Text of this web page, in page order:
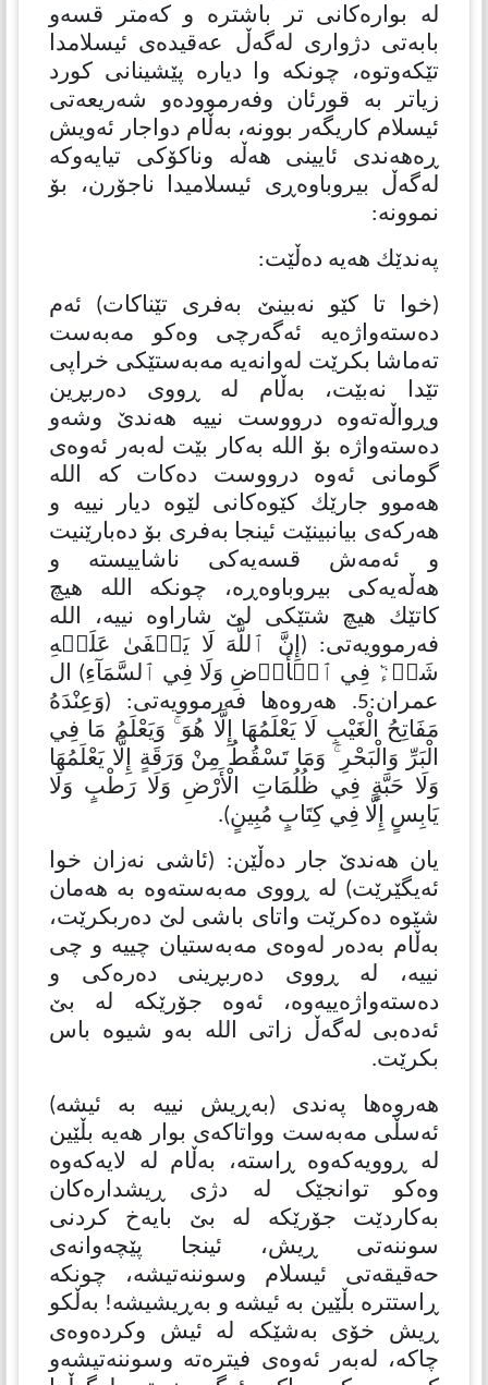
لە بوارەكانی تر باشترە و كەمتر قسەو
بابەتی دژواری لەگەڵ عەقیدەی ئیسلامدا
تێكەوتوە، چونکە وا دیارە پێشینانی کورد
زیاتر بە قورئان وفەرموودەو شەریعەتی
ئیسلام کاریگەر بوونە، بەڵام دواجار ئەویش
ڕەهەندی ئایینی هەڵە وناکۆکی تیایەوکە
لەگەڵ بیروباوەڕی ئیسلامیدا ناجۆرن، بۆ
نموونە:
پەندێك هەیە دەڵێت:
(خوا تا كێو نه‌بینێ به‌فری تێناكات) ئەم
دەستەواژەیە ئەگەرچی وەکو مەبەست
تەماشا بکرێت لەوانەیە مەبەستێکی خراپی
تێدا نەبێت، بەڵام لە ڕووی دەربڕین
وڕواڵەتەوە درووست نییە هەندێ وشەو
دەستەواژە بۆ الله بەكار بێت لەبەر ئەوەی
گومانی ئەوە درووست دەكات كە الله
هەموو جارێك كێوەكانی لێوە دیار نییە و
هەركەی بیانبینێت ئینجا بەفری بۆ دەبارێنیت
و ئەمەش قسەیەكی ناشاییستە و
هەڵەیەكی بیروباوەڕە، چونكە الله هیچ
كاتێك هیچ شتێكی لێ شاراوە نییە، الله
فەرموویەتی: (إِنَّ ٱللَّهَ لَا يَخۡفَىٰ عَلَيۡهِ
شَيۡءٞ فِي ٱلۡأَرۡضِ وَلَا فِي ٱلسَّمَآءِ) ال
عمران:5. هەروەها فەرموویەتی: (وَعِنْدَهُ
مَفَاتِحُ الْغَيْبِ لَا يَعْلَمُهَا إِلَّا هُوَ ۚ وَيَعْلَمُ مَا فِي
الْبَرِّ وَالْبَحْرِ ۚ وَمَا تَسْقُطُ مِنْ وَرَقَةٍ إِلَّا يَعْلَمُهَا
وَلَا حَبَّةٍ فِي ظُلُمَاتِ الْأَرْضِ وَلَا رَطْبٍ وَلَا
يَابِسٍ إِلَّا فِي كِتَابٍ مُبِينٍ).
یان هەندێ جار دەڵێن: (ئاشی نەزان خوا
ئەیگێرێت) لە ڕووی مەبەستەوە بە هەمان
شێوە دەکرێت واتای باشی لێ دەربکرێت،
بەڵام بەدەر لەوەی مەبەستیان چییە و چی
نییە، لە ڕووی دەربڕینی دەرەکی و
دەستەواژەییەوە، ئەوە جۆرێکە لە بێ
ئەدەبی لەگەڵ زاتی الله بەو شیوە باس
بكرێت.
هەروەها پەندی (بەڕیش نییە بە ئیشە)
ئەسڵی مەبەست وواتاکەی بوار هەیە بڵێین
لە ڕوویەکەوە ڕاستە، بەڵام لە لایەکەوە
وەکو توانجێک لە دژی ڕیشدارەکان
بەکاردێت جۆرێکە لە بێ بایەخ کردنی
سوننەتی ڕیش، ئینجا پێچەوانەی
حەقیقەتی ئیسلام وسوننەتیشە، چونكە
ڕاستترە بڵێین بە ئیشە و بەڕیشیشە! بەڵکو
ڕیش خۆی بەشێكە لە ئیش وکردەوەی
چاکە، لەبەر ئەوەی فیترەتە وسوننەتیشەو